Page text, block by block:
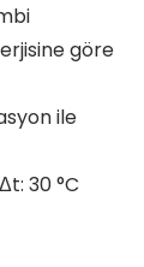
göre
ile
30 °C